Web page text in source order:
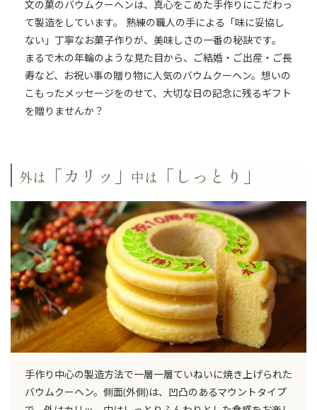
文の菓のバウムクーヘンは、真心をこめた手作りにこだわっ
て製造をしています。 熟練の職人の手による「味に妥協し
ない」丁寧なお菓子作りが、美味しさの一番の秘訣です。
まるで木の年輪のような見た目から、ご結婚・ご出産・ご長
寿など、お祝い事の贈り物に人気のバウムクーヘン。想いの
こもったメッセージをのせて、大切な日の記念に残るギフト
を贈りませんか？
外は 「カリッ」 中は 「しっとり」
手作り中心の製造方法で一層一層ていねいに焼き上げられた
バウムクーヘン。側面(外側)は、凹凸のあるマウントタイプ